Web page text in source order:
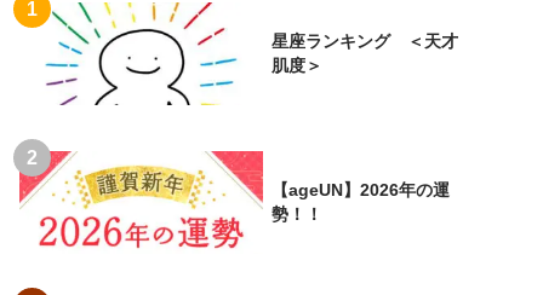
星座ランキング ＜天才
肌度＞
【ageUN】2026年の運
勢！！